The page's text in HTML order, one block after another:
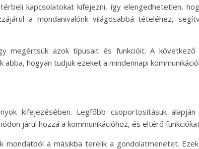
kapcsolatokat kifejezni, így elengedhetetlen,
a mondanivalónk világosabbá tételéhez,
megértsük azok típusait és funkcióit. A következő
hogyan tudjuk ezeket a mindennapi
kifejezésében. Legfőbb csoportosításuk alapján
járul hozzá a kommunikációhoz, és eltérő
mondatból a másikba terelik a gondolatmenetet.